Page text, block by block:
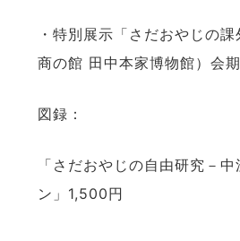
・特別展示「さだおやじの
商の館 田中本家博物館）会
図録：
「さだおやじの自由研究－
ン」1,500円